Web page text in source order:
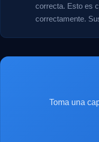
correcta. Esto es
correctamente.
Toma una